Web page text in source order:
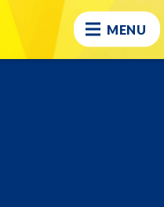
MENU